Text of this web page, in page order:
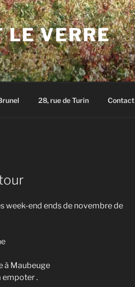
LE VERRE
28, rue de Turin Contact
week-end ends de novembre de
à Maubeuge
empoter .